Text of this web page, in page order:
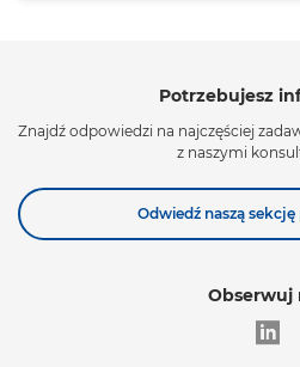
Potrzebujesz
Znajdź odpowiedzi na najczęściej
z naszymi
Odwiedź naszą
Obserwuj